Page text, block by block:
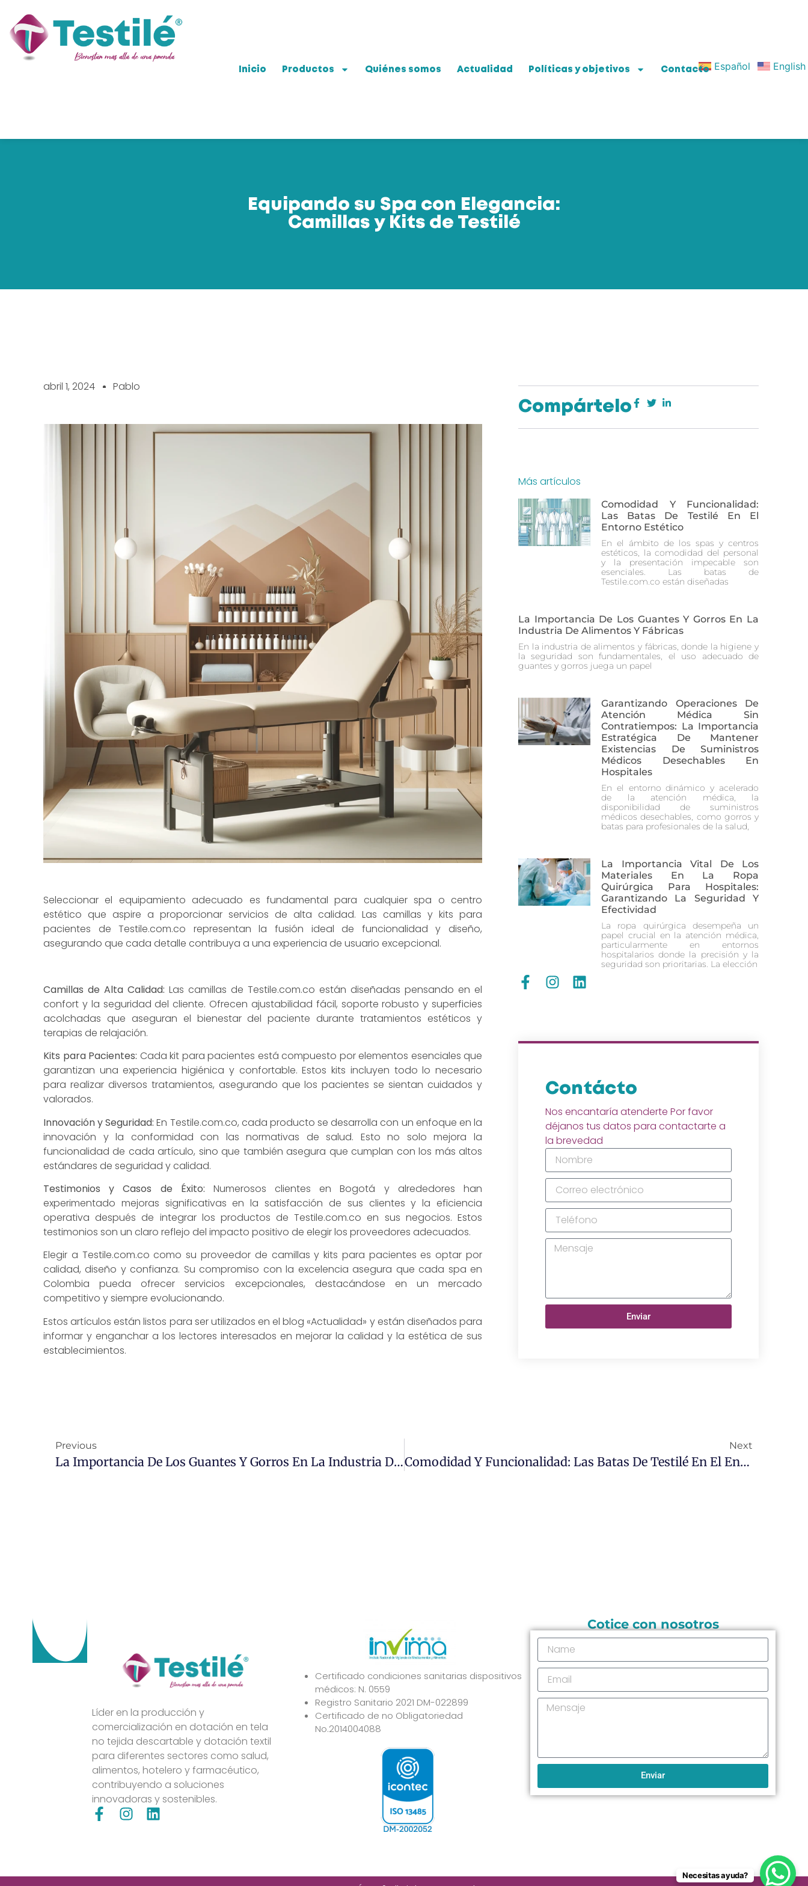
Inicio Productos Quiénes somos Actualidad Políticas y objetivos Contacto English
Español
Equipando su Spa con Elegancia:
Camillas y Kits de Testilé
abril 1, 2024 Pablo
Seleccionar el equipamiento adecuado es fundamental para cualquier spa o centro
estético que aspire a proporcionar servicios de alta calidad. Las camillas y kits para
pacientes de Testile.com.co representan la fusión ideal de funcionalidad y diseño,
asegurando que cada detalle contribuya a una experiencia de usuario excepcional.
Camillas de Alta Calidad: Las camillas de Testile.com.co están diseñadas pensando en el
confort y la seguridad del cliente. Ofrecen ajustabilidad fácil, soporte robusto y superficies
acolchadas que aseguran el bienestar del paciente durante tratamientos estéticos y
terapias de relajación.
Kits para Pacientes: Cada kit para pacientes está compuesto por elementos esenciales que
garantizan una experiencia higiénica y confortable. Estos kits incluyen todo lo necesario
para realizar diversos tratamientos, asegurando que los pacientes se sientan cuidados y
valorados.
Innovación y Seguridad: En Testile.com.co, cada producto se desarrolla con un enfoque en la
innovación y la conformidad con las normativas de salud. Esto no solo mejora la
funcionalidad de cada artículo, sino que también asegura que cumplan con los más altos
estándares de seguridad y calidad.
Testimonios y Casos de Éxito: Numerosos clientes en Bogotá y alrededores han
experimentado mejoras significativas en la satisfacción de sus clientes y la eficiencia
operativa después de integrar los productos de Testile.com.co en sus negocios. Estos
testimonios son un claro reflejo del impacto positivo de elegir los proveedores adecuados.
Elegir a Testile.com.co como su proveedor de camillas y kits para pacientes es optar por
calidad, diseño y confianza. Su compromiso con la excelencia asegura que cada spa en
Colombia pueda ofrecer servicios excepcionales, destacándose en un mercado
competitivo y siempre evolucionando.
Estos artículos están listos para ser utilizados en el blog «Actualidad» y están diseñados para
informar y enganchar a los lectores interesados en mejorar la calidad y la estética de sus
establecimientos.
Compártelo
Más artículos
Comodidad Y Funcionalidad:
Las Batas De Testilé En El
Entorno Estético
En el ámbito de los spas y centros
estéticos, la comodidad del personal
y la presentación impecable son
esenciales. Las batas de
Testile.com.co están diseñadas
La Importancia De Los Guantes Y Gorros En La
Industria De Alimentos Y Fábricas
En la industria de alimentos y fábricas, donde la higiene y
la seguridad son fundamentales, el uso adecuado de
guantes y gorros juega un papel
Garantizando Operaciones De
Atención Médica Sin
Contratiempos: La Importancia
Estratégica De Mantener
Existencias De Suministros
Médicos Desechables En
Hospitales
En el entorno dinámico y acelerado
de la atención médica, la
disponibilidad de suministros
médicos desechables, como gorros y
batas para profesionales de la salud,
La Importancia Vital De Los
Materiales En La Ropa
Quirúrgica Para Hospitales:
Garantizando La Seguridad Y
Efectividad
La ropa quirúrgica desempeña un
papel crucial en la atención médica,
particularmente en entornos
hospitalarios donde la precisión y la
seguridad son prioritarias. La elección
Contácto
Nos encantaría atenderte Por favor
déjanos tus datos para contactarte a
la brevedad
Enviar
Previous
La Importancia De Los Guantes Y Gorros En La Industria De Alimentos Y Fábricas
Next
Comodidad Y Funcionalidad: Las Batas De Testilé En El Entorno Estético
Líder en la producción y
comercialización en dotación en tela
no tejida descartable y dotación textil
para diferentes sectores como salud,
alimentos, hotelero y farmacéutico,
contribuyendo a soluciones
innovadoras y sostenibles.
Certificado condiciones sanitarias dispositivos
médicos: N. 0559
Registro Sanitario 2021 DM-022899
Certificado de no Obligatoriedad
No.2014004088
Cotice con nosotros
Enviar
Necesitas ayuda?